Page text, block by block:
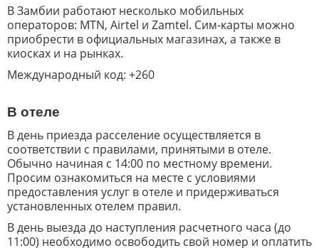
В Замбии работают несколько мобильных
операторов: MTN, Airtel и Zamtel. Сим-карты можно
приобрести в официальных магазинах, а также в
киосках и на рынках.
Международный код: +260
В отеле
В день приезда расселение осуществляется в
соответствии с правилами, принятыми в отеле.
Обычно начиная с 14:00 по местному времени.
Просим ознакомиться на месте с условиями
предоставления услуг в отеле и придерживаться
установленных отелем правил.
В день выезда до наступления расчетного часа (до
11:00) необходимо освободить свой номер и оплатить